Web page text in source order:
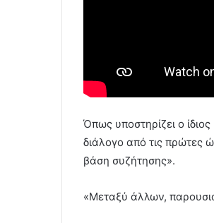
Όπως υποστηρίζει ο
διάλογο από τις πρώτες
βάση συζήτησης».
«Μεταξύ άλλων,